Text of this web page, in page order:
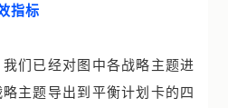
指标
们已经对图中各战略主题进
主题导出到平衡计划卡的四